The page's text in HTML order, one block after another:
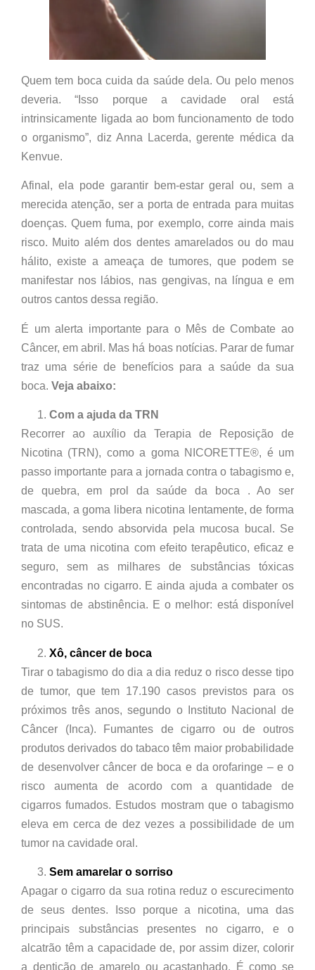
Quem tem boca cuida da saúde dela. Ou pelo menos
deveria. “Isso porque a cavidade oral está
intrinsicamente ligada ao bom funcionamento de todo
o organismo”, diz Anna Lacerda, gerente médica da
Kenvue.
Afinal, ela pode garantir bem-estar geral ou, sem a
merecida atenção, ser a porta de entrada para muitas
doenças. Quem fuma, por exemplo, corre ainda mais
risco. Muito além dos dentes amarelados ou do mau
hálito, existe a ameaça de tumores, que podem se
manifestar nos lábios, nas gengivas, na língua e em
outros cantos dessa região.
É um alerta importante para o Mês de Combate ao
Câncer, em abril. Mas há boas notícias. Parar de fumar
traz uma série de benefícios para a saúde da sua
boca. Veja abaixo:
Com a ajuda da TRN
Recorrer ao auxílio da Terapia de Reposição de
Nicotina (TRN), como a goma NICORETTE®, é um
passo importante para a jornada contra o tabagismo e,
de quebra, em prol da saúde da boca . Ao ser
mascada, a goma libera nicotina lentamente, de forma
controlada, sendo absorvida pela mucosa bucal. Se
trata de uma nicotina com efeito terapêutico, eficaz e
seguro, sem as milhares de substâncias tóxicas
encontradas no cigarro. E ainda ajuda a combater os
sintomas de abstinência. E o melhor: está disponível
no SUS.
Xô, câncer de boca
Tirar o tabagismo do dia a dia reduz o risco desse tipo
de tumor, que tem 17.190 casos previstos para os
próximos três anos, segundo o Instituto Nacional de
Câncer (Inca). Fumantes de cigarro ou de outros
produtos derivados do tabaco têm maior probabilidade
de desenvolver câncer de boca e da orofaringe – e o
risco aumenta de acordo com a quantidade de
cigarros fumados. Estudos mostram que o tabagismo
eleva em cerca de dez vezes a possibilidade de um
tumor na cavidade oral.
Sem amarelar o sorriso
Apagar o cigarro da sua rotina reduz o escurecimento
de seus dentes. Isso porque a nicotina, uma das
principais substâncias presentes no cigarro, e o
alcatrão têm a capacidade de, por assim dizer, colorir
a dentição de amarelo ou acastanhado. É como se